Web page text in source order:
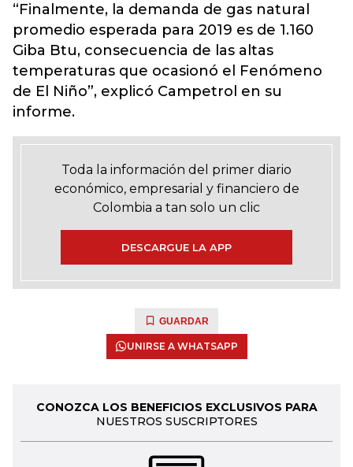
“Finalmente, la demanda de gas natural
promedio esperada para 2019 es de 1.160
Giba Btu, consecuencia de las altas
temperaturas que ocasionó el Fenómeno
de El Niño”, explicó Campetrol en su
informe.
Toda la información del primer diario
económico, empresarial y financiero de
Colombia a tan solo un clic
DESCARGUE LA APP
GUARDAR
UNIRSE A WHATSAPP
CONOZCA LOS BENEFICIOS EXCLUSIVOS PARA
NUESTROS SUSCRIPTORES